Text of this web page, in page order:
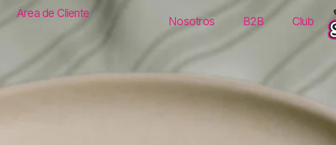
Nosotros B2B Club
Área de Cliente